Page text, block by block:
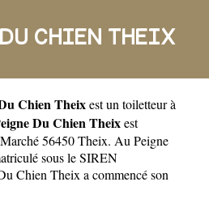
CHIEN THEIX
Chien Theixest un toiletteur à
Du Chien Theixest
56450 Theix. Au Peigne
sous le SIREN
Chien Theix a commencé son